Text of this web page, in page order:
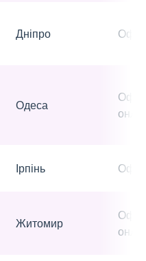
Дніпро
Одеса
Ірпінь
Житомир